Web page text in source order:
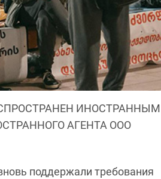
ИНОСТРАННЫМ
АГЕНТА ООО
поддержали требования